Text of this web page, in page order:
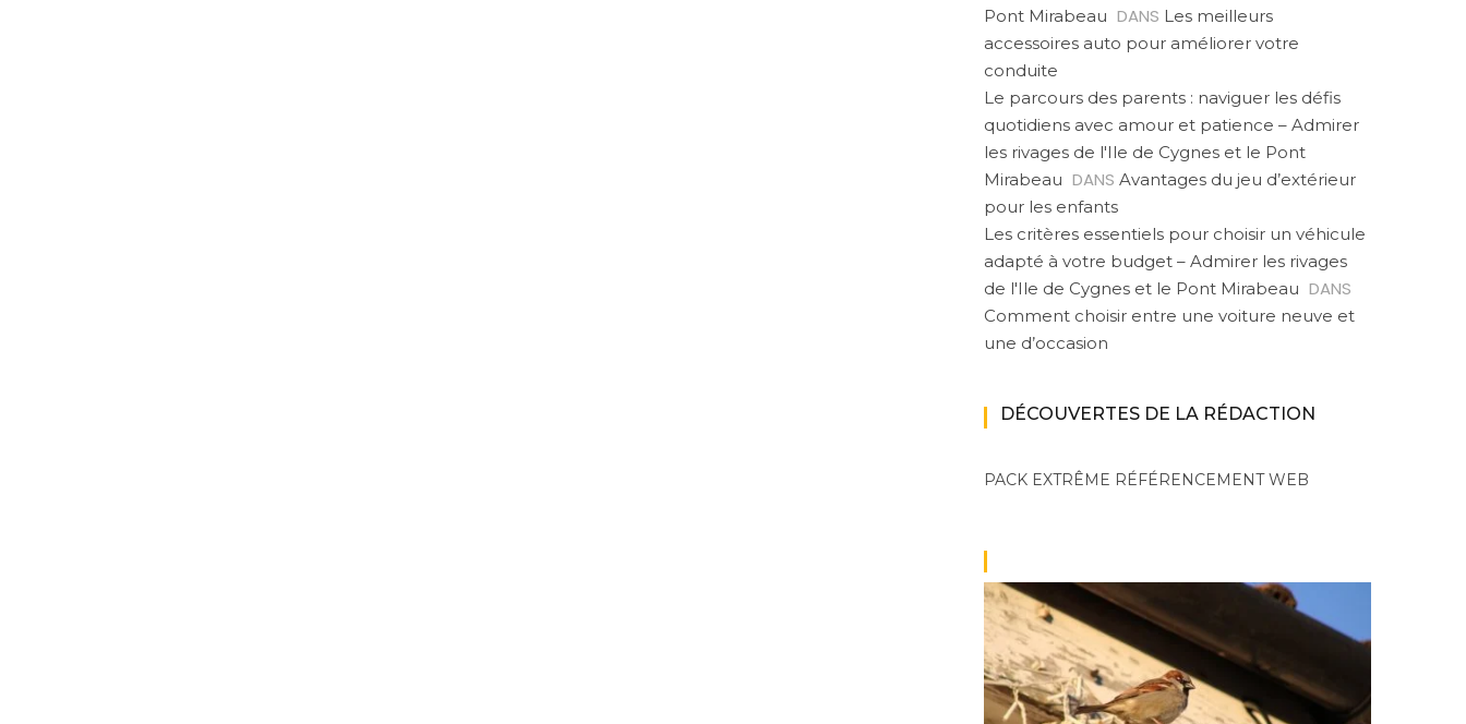
Pont Mirabeau DANS Les meilleurs
accessoires auto pour améliorer votre
conduite
Le parcours des parents : naviguer les défis
quotidiens avec amour et patience – Admirer
les rivages de l'Ile de Cygnes et le Pont
Mirabeau DANS Avantages du jeu d’extérieur
pour les enfants
Les critères essentiels pour choisir un véhicule
adapté à votre budget – Admirer les rivages
de l'Ile de Cygnes et le Pont Mirabeau DANS
Comment choisir entre une voiture neuve et
une d’occasion
DÉCOUVERTES DE LA RÉDACTION
PACK EXTRÊME RÉFÉRENCEMENT WEB